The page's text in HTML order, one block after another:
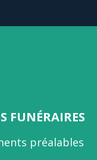
FUNÉRAIRES
préalables